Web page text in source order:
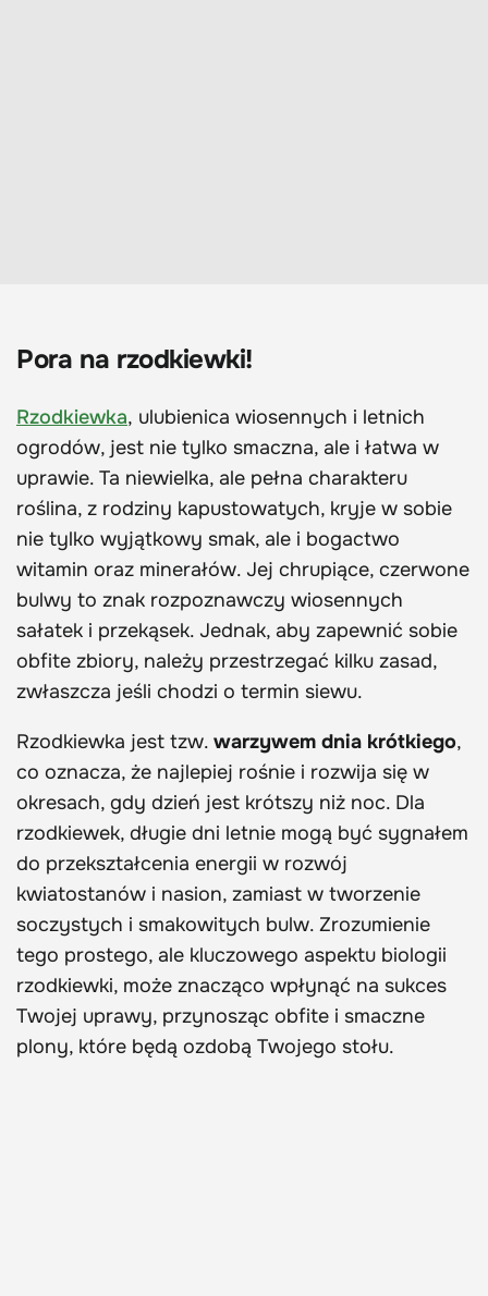
Pora na rzodkiewki!
Rzodkiewka, ulubienica wiosennych i letnich
ogrodów, jest nie tylko smaczna, ale i łatwa w
uprawie. Ta niewielka, ale pełna charakteru
roślina, z rodziny kapustowatych, kryje w sobie
nie tylko wyjątkowy smak, ale i bogactwo
witamin oraz minerałów. Jej chrupiące, czerwone
bulwy to znak rozpoznawczy wiosennych
sałatek i przekąsek. Jednak, aby zapewnić sobie
obfite zbiory, należy przestrzegać kilku zasad,
zwłaszcza jeśli chodzi o termin siewu.
Rzodkiewka jest tzw. warzywem dnia krótkiego,
co oznacza, że najlepiej rośnie i rozwija się w
okresach, gdy dzień jest krótszy niż noc. Dla
rzodkiewek, długie dni letnie mogą być sygnałem
do przekształcenia energii w rozwój
kwiatostanów i nasion, zamiast w tworzenie
soczystych i smakowitych bulw. Zrozumienie
tego prostego, ale kluczowego aspektu biologii
rzodkiewki, może znacząco wpłynąć na sukces
Twojej uprawy, przynosząc obfite i smaczne
plony, które będą ozdobą Twojego stołu.